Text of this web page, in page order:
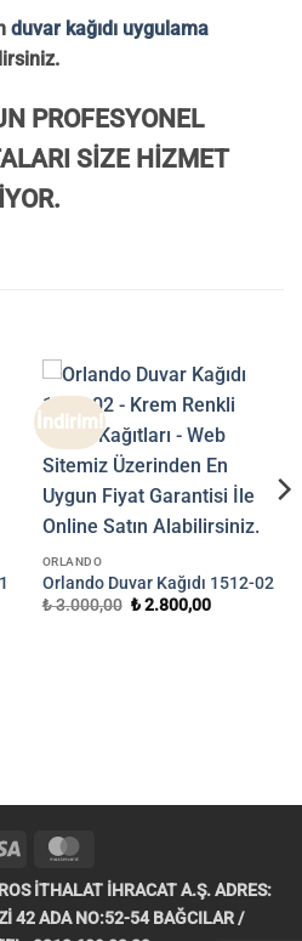
duvar kağıdı uygulama
PROFESYONEL
SİZE HİZMET
İndirim!
ORLANDO
Orlando Duvar Kağıdı 1512-02
₺3.000,00 Orijinal
₺2.800,00Şu
Visa
İTHALAT İHRACAT A.Ş. ADRES:
42 ADA NO:52-54 BAĞCILAR /